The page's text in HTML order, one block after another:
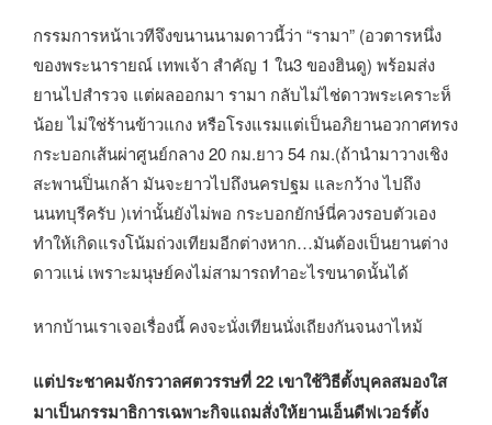
กรรมการหน้าเวทีจึงขนานนามดาวนี้ว่า “รามา” (อวตารหนึ่ง
ของพระนารายณ์ เทพเจ้า สำคัญ 1 ใน3 ของฮินดู) พร้อมส่ง
ยานไปสำรวจ แต่ผลออกมา รามา กลับไม่ไช่ดาวพระเคราะห็
น้อย ไม่ใช่ร้านข้าวแกง หรือโรงแรมแต่เป็นอภิยานอวกาศทรง
กระบอกเส้นผ่าศูนย์กลาง 20 กม.ยาว 54 กม.(ถ้านำมาวางเชิง
สะพานปิ่นเกล้า มันจะยาวไปถึงนครปฐม และกว้าง ไปถึง
นนทบุรีครับ )เท่านั้นยังไม่พอ กระบอกยักษ์นี่ควงรอบตัวเอง
ทำให้เกิดแรงโน้มถ่วงเทียมอีกต่างหาก…มันต้องเป็นยานต่าง
ดาวแน่ เพราะมนุษย์คงไม่สามารถทำอะไรขนาดนั้นได้
หากบ้านเราเจอเรื่องนี้ คงจะนั่งเทียนนั่งเถียงกันจนงาไหม้
แต่ประชาคมจักรวาลศตวรรษที่ 22 เขาใช้วิธีตั้งบุคลสมองใส
มาเป็นกรรมาธิการเฉพาะกิจแถมสั่งให้ยานเอ็นดีฟเวอร์ตั้ง